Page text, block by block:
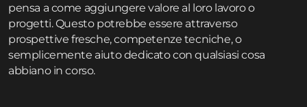
pensa a come aggiungere valore al loro lavoro o
progetti. Questo potrebbe essere attraverso
prospettive fresche, competenze tecniche, o
semplicemente aiuto dedicato con qualsiasi cosa
abbiano in corso.